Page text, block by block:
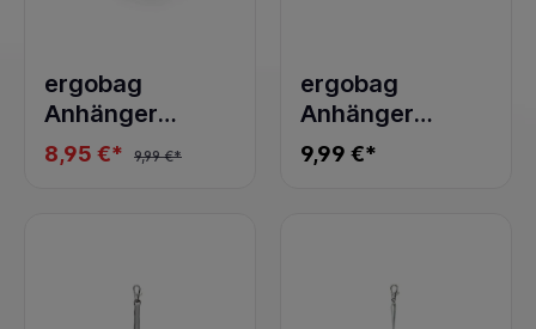
ergobag
Anhänger
Hangies
Monster
8,95 €* 9,99 €*
ergobag
Anhänger
Hangies
Radiergummi
9,99 €*